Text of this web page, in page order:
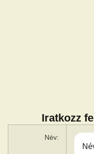
Iratkozz
Név: